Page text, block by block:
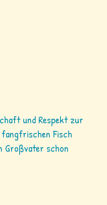
und Respekt zur
Fisch
Großvater schon